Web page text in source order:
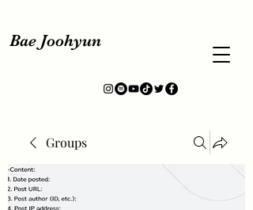
Bae Joohyun
Groups